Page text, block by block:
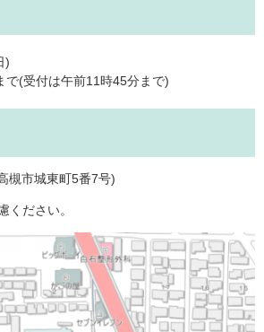
)
で(受付は午前11時45分まで)
槻市城東町5番7号)
ください。